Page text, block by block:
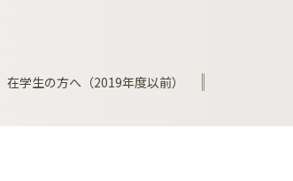
在学生の方へ（2019年度以前）